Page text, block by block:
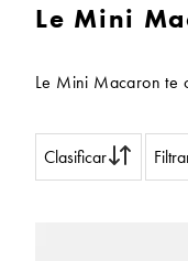
Le Mini
Le Mini Macaron te
Clasificar